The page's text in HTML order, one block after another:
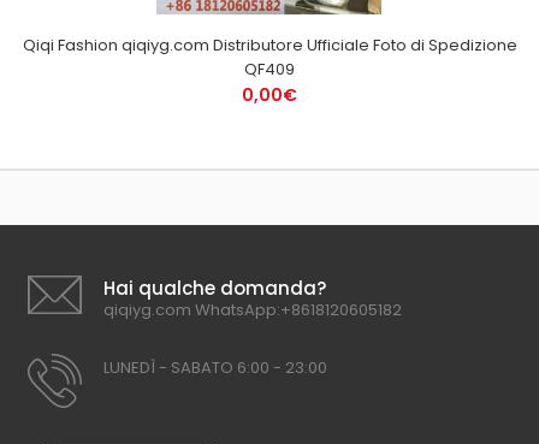
Qiqi Fashion qiqiyg.com Distributore Ufficiale Foto di Spedizione
QF409
0,00€
Hai qualche domanda?
qiqiyg.com WhatsApp:+8618120605182
LUNEDÌ - SABATO 6:00 - 23:00